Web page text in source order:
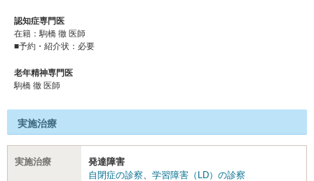
認知症専門医
在籍：駒橋 徹 医師
■予約・紹介状：必要
老年精神専門医
駒橋 徹 医師
実施治療
実施治療
発達障害
自閉症の診察、 学習障害（LD）の診察